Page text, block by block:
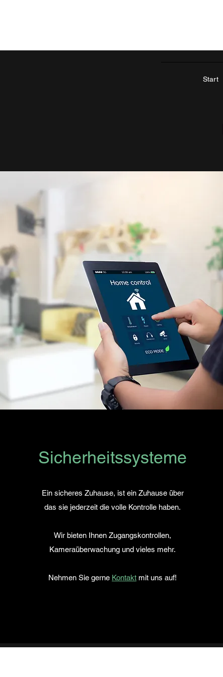
Start
Sicherheitssysteme
Ein sicheres Zuhause, ist ein Zuhause über
das sie jederzeit die volle Kontrolle haben.
Wir bieten IhnenZugangskontrollen,
Kameraüberwachung und vieles mehr.
Nehmen Sie gerne Kontakt mit uns auf!